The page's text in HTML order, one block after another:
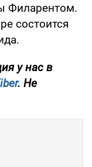
Филарентом.
состоится
у нас в
. Не